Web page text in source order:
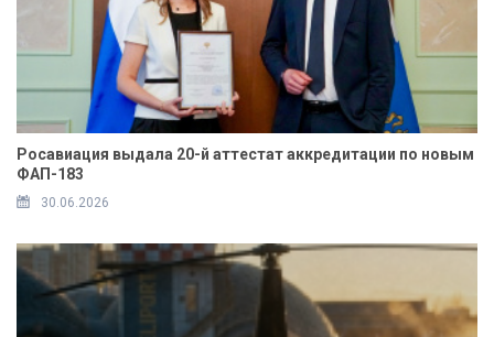
Росавиация выдала 20-й аттестат аккредитации по новым
ФАП-183
30.06.2026